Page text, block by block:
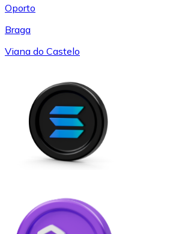
Oporto
Braga
Viana do Castelo